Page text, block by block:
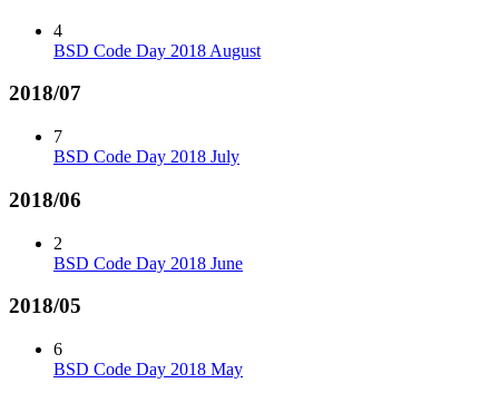
4
BSD Code Day 2018 August
2018/07
7
BSD Code Day 2018 July
2018/06
2
BSD Code Day 2018 June
2018/05
6
BSD Code Day 2018 May